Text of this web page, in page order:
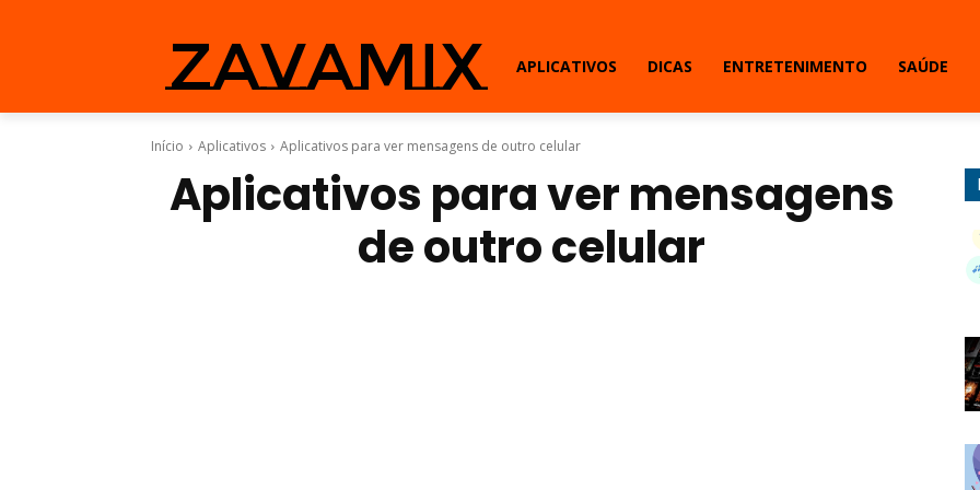
zavamix APLICATIVOS DICAS ENTRETENIMENTO SAÚDE
Início Aplicativos Aplicativos para ver mensagens de outro celular
Aplicativos para ver mensagens
de outro celular